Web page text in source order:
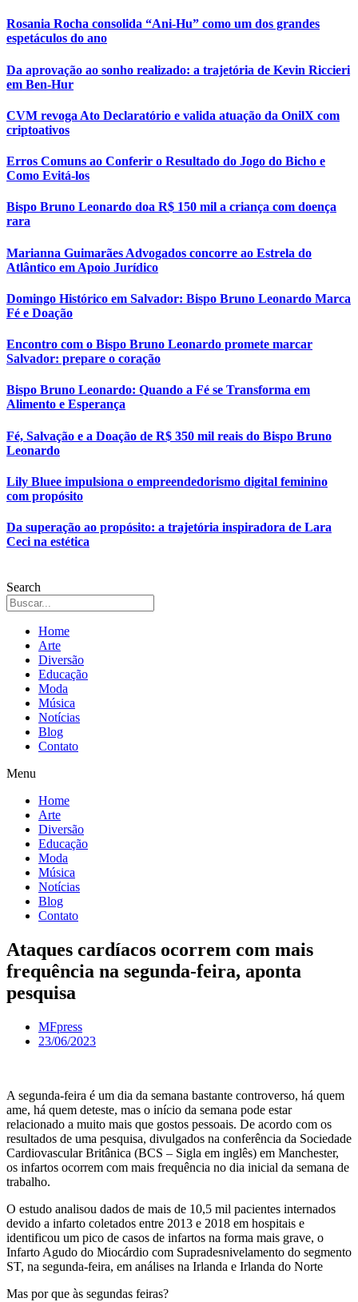
Rosania Rocha consolida “Ani-Hu” como um dos grandes
espetáculos do ano
Da aprovação ao sonho realizado: a trajetória de Kevin Riccieri
em Ben-Hur
CVM revoga Ato Declaratório e valida atuação da OnilX com
criptoativos
Erros Comuns ao Conferir o Resultado do Jogo do Bicho e
Como Evitá-los
Bispo Bruno Leonardo doa R$ 150 mil a criança com doença
rara
Marianna Guimarães Advogados concorre ao Estrela do
Atlântico em Apoio Jurídico
Domingo Histórico em Salvador: Bispo Bruno Leonardo Marca
Fé e Doação
Encontro com o Bispo Bruno Leonardo promete marcar
Salvador: prepare o coração
Bispo Bruno Leonardo: Quando a Fé se Transforma em
Alimento e Esperança
Fé, Salvação e a Doação de R$ 350 mil reais do Bispo Bruno
Leonardo
Lily Bluee impulsiona o empreendedorismo digital feminino
com propósito
Da superação ao propósito: a trajetória inspiradora de Lara
Ceci na estética
Search
Home
Arte
Diversão
Educação
Moda
Música
Notícias
Blog
Contato
Menu
Home
Arte
Diversão
Educação
Moda
Música
Notícias
Blog
Contato
Ataques cardíacos ocorrem com mais
frequência na segunda-feira, aponta
pesquisa
MFpress
23/06/2023
A segunda-feira é um dia da semana bastante controverso, há quem
ame, há quem deteste, mas o início da semana pode estar
relacionado a muito mais que gostos pessoais. De acordo com os
resultados de uma pesquisa, divulgados na conferência da Sociedade
Cardiovascular Britânica (BCS – Sigla em inglês) em Manchester,
os infartos ocorrem com mais frequência no dia inicial da semana de
trabalho.
O estudo analisou dados de mais de 10,5 mil pacientes internados
devido a infarto coletados entre 2013 e 2018 em hospitais e
identificou um pico de casos de infartos na forma mais grave, o
Infarto Agudo do Miocárdio com Supradesnivelamento do segmento
ST, na segunda-feira, em análises na Irlanda e Irlanda do Norte
Mas por que às segundas feiras?